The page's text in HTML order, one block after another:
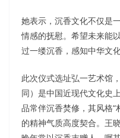
她表示，沉香文化不仅是
情感的抚慰。希望未来能
过一缕沉香，感知中华文
此次仪式选址弘一艺术馆
同）是中国近现代文化史
品常伴沉香焚修，其风格
的精神气质高度契合。王